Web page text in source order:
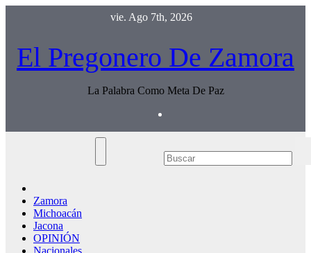
vie. Ago 7th, 2026
El Pregonero De Zamora
La Palabra Como Meta De Paz
Zamora
Michoacán
Jacona
OPINIÓN
Nacionales